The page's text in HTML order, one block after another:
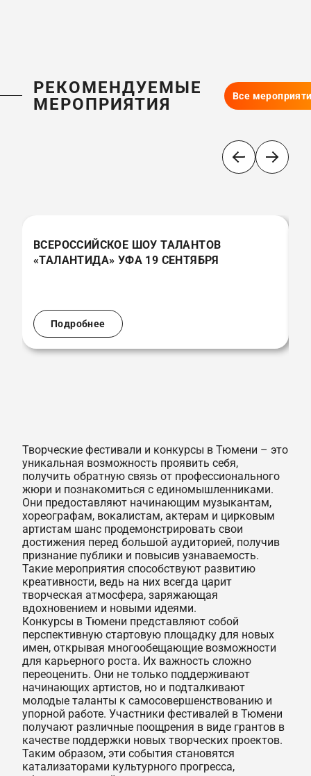
РЕКОМЕНДУЕМЫЕ
МЕРОПРИЯТИЯ
Все
ВСЕРОССИЙСКОЕ ШОУ ТАЛАНТОВ
«ТАЛАНТИДА» УФА 19 СЕНТЯБРЯ
Подробнее
Творческие фестивали и конкурсы в Тюмени – это
уникальная возможность проявить себя,
получить обратную связь от профессионального
жюри и познакомиться с единомышленниками.
Они предоставляют начинающим музыкантам,
хореографам, вокалистам, актерам и цирковым
артистам шанс продемонстрировать свои
достижения перед большой аудиторией, получив
признание публики и повысив узнаваемость.
Такие мероприятия способствуют развитию
креативности, ведь на них всегда царит
творческая атмосфера, заряжающая
вдохновением и новыми идеями.
Конкурсы в Тюмени представляют собой
перспективную стартовую площадку для новых
имен, открывая многообещающие возможности
для карьерного роста. Их важность сложно
переоценить. Они не только поддерживают
начинающих артистов, но и подталкивают
молодые таланты к самосовершенствованию и
упорной работе. Участники фестивалей в Тюмени
получают различные поощрения в виде грантов в
качестве поддержки новых творческих проектов.
Таким образом, эти события становятся
катализаторами культурного прогресса,